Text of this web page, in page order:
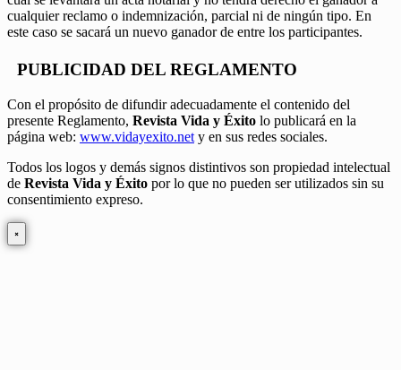
cualquier reclamo o indemnización, parcial ni de ningún tipo. En
este caso se sacará un nuevo ganador de entre los participantes.
PUBLICIDAD DEL REGLAMENTO
Con el propósito de difundir adecuadamente el contenido del
presente Reglamento, Revista Vida y Éxito lo publicará en la
página web: www.vidayexito.net y en sus redes sociales.
Todos los logos y demás signos distintivos son propiedad intelectual
de Revista Vida y Éxito por lo que no pueden ser utilizados sin su
consentimiento expreso.
×